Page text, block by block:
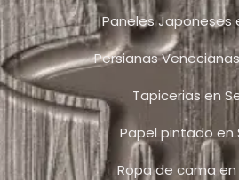
Paneles Japoneses
Persianas
Tapicerias en
Papel pintado en
Ropa de cama en